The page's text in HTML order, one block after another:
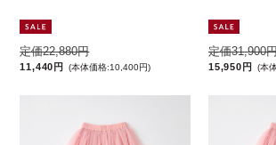
定価22,880円
11,440円 (本体価格:10,400円)
定価31,900
15,950円 (本